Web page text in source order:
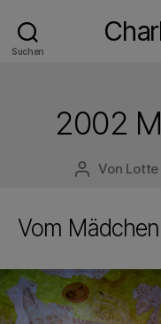
Suchen
2002
Beitragsautor
Von Lotte
Vom